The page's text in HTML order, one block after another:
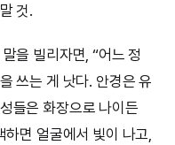
것.
을 빌리자면, “어느 정
쓰는 게 낫다. 안경은 유
들은 화장으로 나이든
면 얼굴에서 빛이 나고,